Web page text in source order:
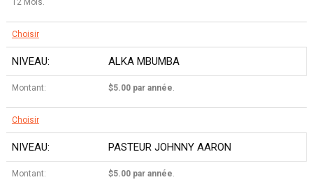
12 Mois.
Choisir
ALKA MBUMBA
$5.00 par année.
Choisir
PASTEUR JOHNNY AARON
$5.00 par année.